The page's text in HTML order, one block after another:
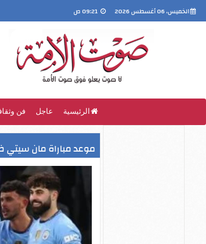
الخميس، 06 أغسطس 2026
الرئيسية عاجل فن
موعد مباراة مان سيتي